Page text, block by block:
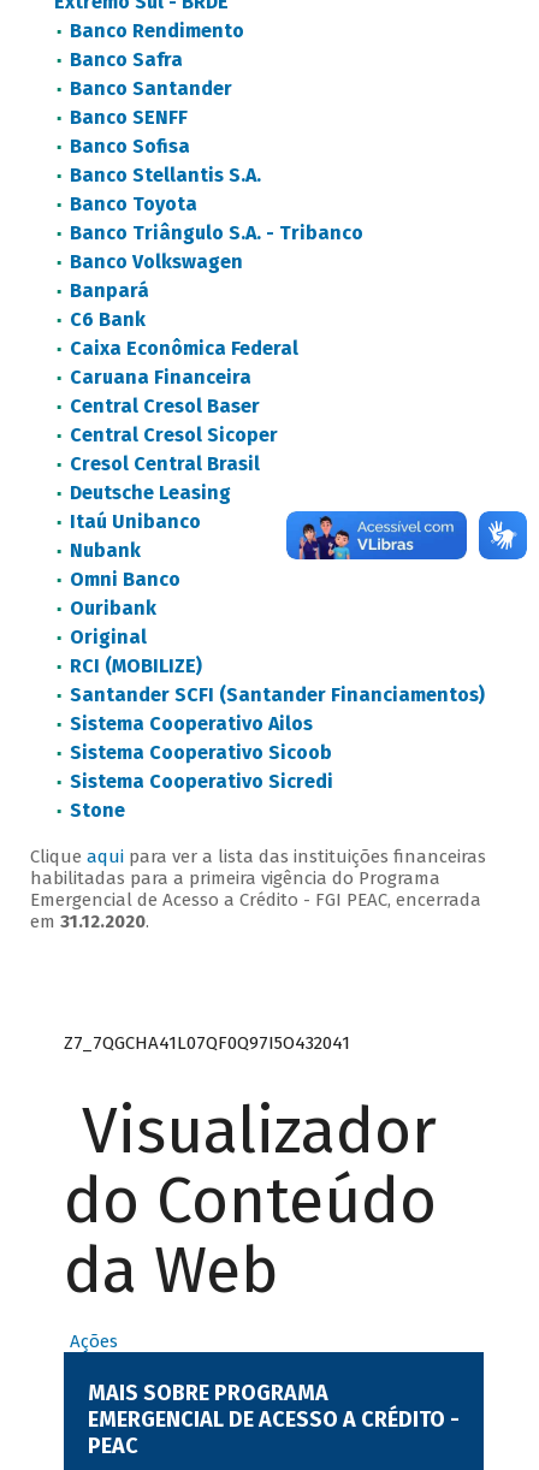
Banco Rendimento
Banco Safra
Banco Santander
Banco SENFF
Banco Sofisa
Banco Stellantis S.A.
Banco Toyota
Banco Triângulo S.A. - Tribanco
Banco Volkswagen
Banpará
C6 Bank
Caixa Econômica Federal
Caruana Financeira
Central Cresol Baser
Central Cresol Sicoper
Cresol Central Brasil
Deutsche Leasing
Itaú Unibanco
Nubank
Omni Banco
Ouribank
Original
RCI (MOBILIZE)
Santander SCFI (Santander Financiamentos)
Sistema Cooperativo Ailos
Sistema Cooperativo Sicoob
Sistema Cooperativo Sicredi
Stone
Clique aquipara ver a lista das instituições financeiras
habilitadas para a primeira vigência do Programa
Emergencial de Acesso a Crédito - FGI PEAC, encerrada
em 31.12.2020.
Z7_7QGCHA41L07QF0Q97I5O432041
Visualizador
do Conteúdo
da Web
Ações
MAIS SOBRE PROGRAMA
EMERGENCIAL DE ACESSO A CRÉDITO -
PEAC